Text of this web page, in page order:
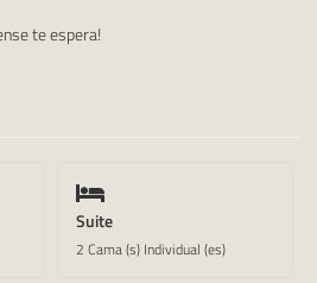
te espera!
Suite
2 Cama (s) Individual (es)